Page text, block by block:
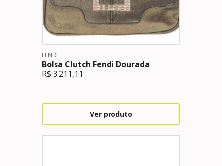
FENDI
Bolsa Clutch Fendi Dourada
R$ 3.211,11
Ver produto